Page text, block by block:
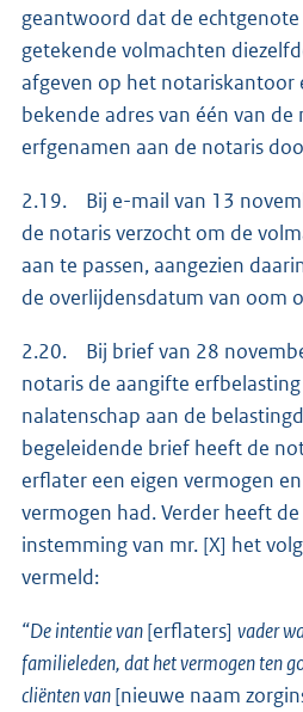
geantwoord dat de
getekende volmachten
afgeven op het notariskantoor
bekende adres van één van
erfgenamen aan de notaris
2.19. Bij e-mail van 13
de notaris verzocht om de
aan te passen, aangezien
de overlijdensdatum van oom
2.20. Bij brief van 28
notaris de aangifte
nalatenschap aan de
begeleidende brief heeft de
erflater een eigen vermogen
vermogen had. Verder heeft
instemming van mr. [X] het
vermeld:
“De intentie van[erflaters] vader
familieleden, dat het vermogen ten
cliënten van[nieuwe naam